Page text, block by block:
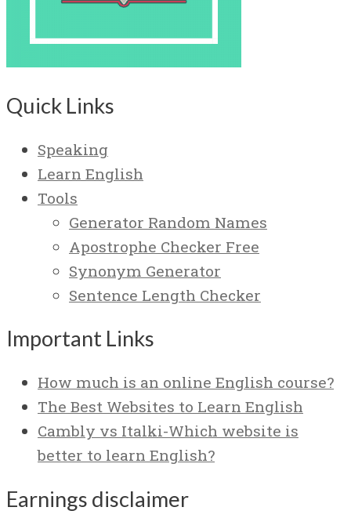
Quick Links
Speaking
Learn English
Tools
Generator Random Names
Apostrophe Checker Free
Synonym Generator
Sentence Length Checker
Important Links
How much is an online English course?
The Best Websites to Learn English
Cambly vs Italki-Which website is
better to learn English?
Earnings disclaimer